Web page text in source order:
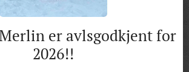
Merlin er avlsgodkjent for
2026!!